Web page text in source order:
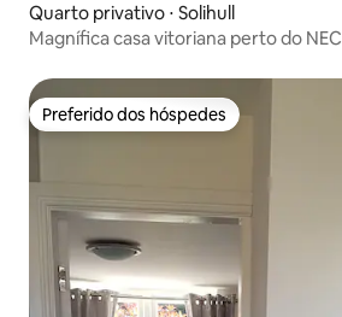
Quarto privativo ⋅ Solihull
Magnífica casa vitoriana perto do NEC
Preferido dos hóspedes
Preferido dos hóspedes